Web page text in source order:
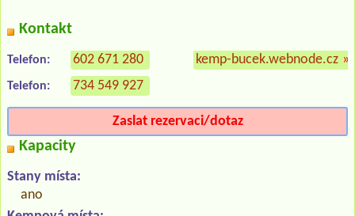
Kontakt
Telefon: 602 671 280
Telefon: 734 549 927
kemp-bucek.webnode.cz »
Zaslat rezervaci/dotaz
Kapacity
Stany místa:
ano